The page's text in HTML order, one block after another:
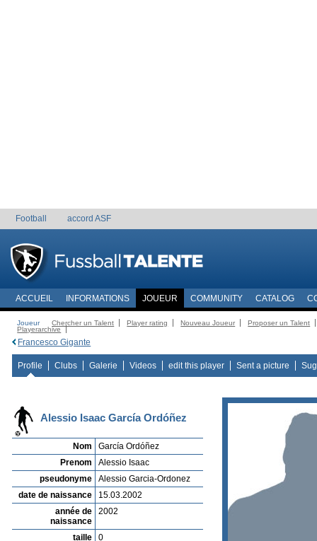
Football accord ASF
ACCUEIL INFORMATIONS JOUEUR COMMUNITY CATALOG
Joueur Chercher un Talent Player rating Nouveau Joueur
Proposer un Talent
Playerarchive
Francesco Gigante
Profile Clubs Galerie Videos edit this player Sent a picture
Alessio Isaac García Ordóñez
Nom
García Ordóñez
Prenom
Alessio Isaac
pseudonyme
Alessio Garcia-Ordonez
date de naissance
15.03.2002
année de
naissance
2002
taille
0